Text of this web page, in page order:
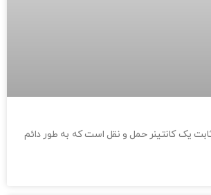
یک کانتینر حمل و نقل است که به طور دائم